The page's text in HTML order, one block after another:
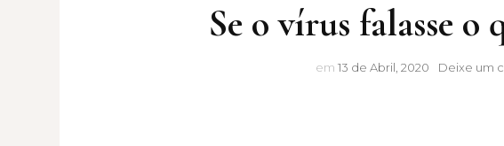
Se o vírus falasse o
em 13 de Abril, 2020 Deixe um